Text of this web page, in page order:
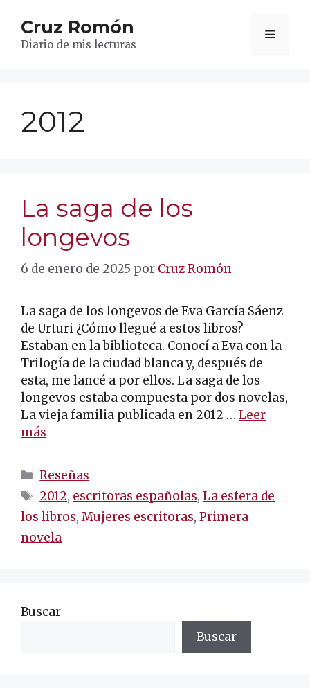
contenido
Cruz Romón
Diario de mis lecturas
Menú
2012
La saga de los
longevos
6 de enero de 2025 por Cruz Romón
La saga de los longevos de Eva García Sáenz
de Urturi ¿Cómo llegué a estos libros?
Estaban en la biblioteca. Conocí a Eva con la
Trilogía de la ciudad blanca y, después de
esta, me lancé a por ellos. La saga de los
longevos estaba compuesta por dos novelas,
La vieja familia publicada en 2012 … Leer
más
Categorías
Reseñas
Etiquetas
2012, escritoras españolas,La esfera de
los libros, Mujeres escritoras, Primera
novela
Buscar
Buscar